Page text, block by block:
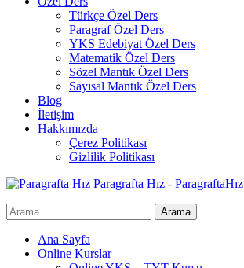
Türkçe Özel Ders
Paragraf Özel Ders
YKS Edebiyat Özel Ders
Matematik Özel Ders
Sözel Mantık Özel Ders
Sayısal Mantık Özel Ders
Blog
İletişim
Hakkımızda
Çerez Politikası
Gizlilik Politikası
Paragrafta Hız - ParagraftaHız
Ana Sayfa
Online Kurslar